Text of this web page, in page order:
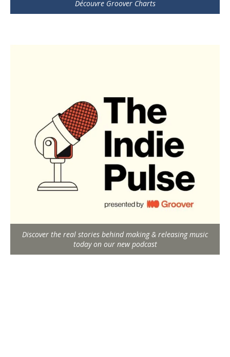
Découvre Groover Charts
Discover the real stories behind making & releasing music
today on our new podcast